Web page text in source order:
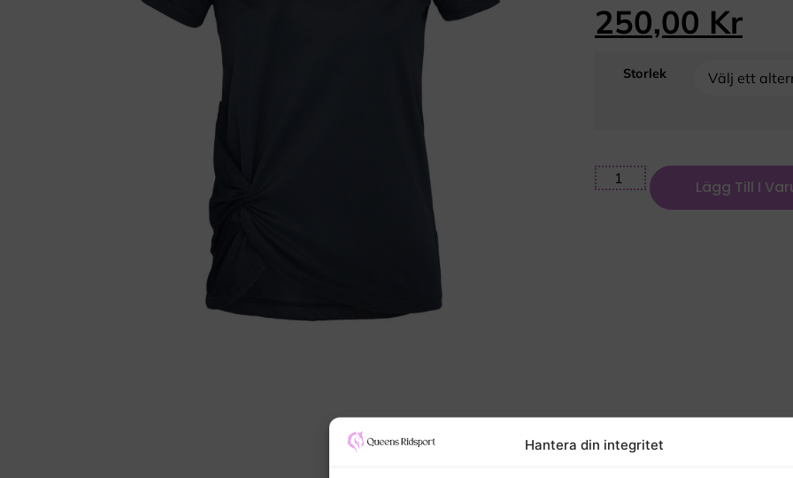
Hantera din integritet
250,00 Kr
Storlek
Lägg Till I